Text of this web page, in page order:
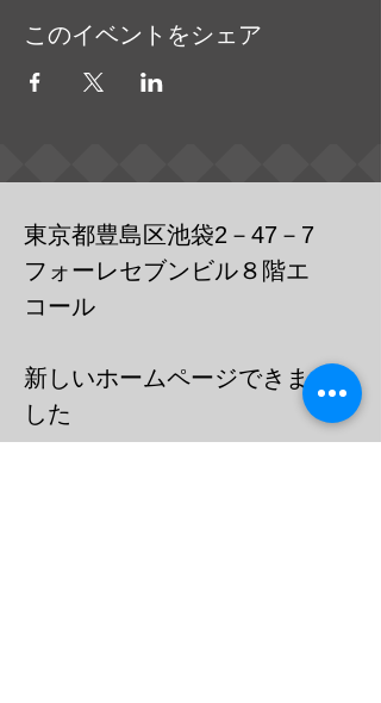
このイベントをシェア
東京都豊島区池袋2－47－7
フォーレセブンビル８階エ
コール
​新しいホームページできま
した